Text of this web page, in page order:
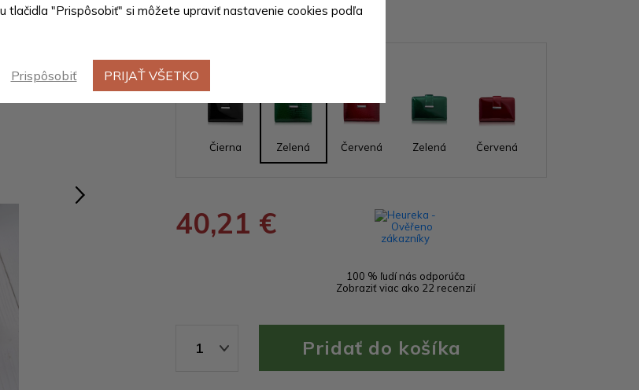
croco Dorothy
Farebné varianty
Čierna Zelená Červená Zelená Červená
40,21 €
100 % ľudí nás odporúča
Zobraziť viac ako 22 recenzií
1
tlačidla "Prispôsobiť" si môžete upraviť nastavenie cookies podľa
Prispôsobiť PRIJAŤ VŠETKO